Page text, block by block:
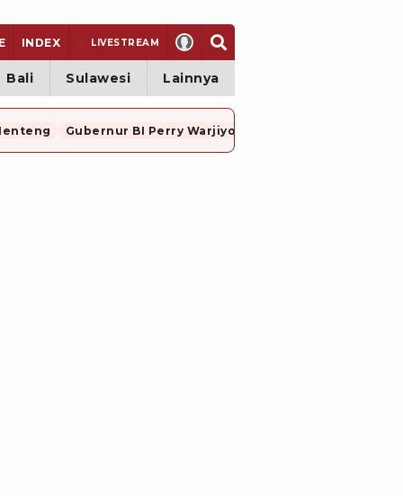
INDEX LIVESTREAM
Bali Sulawesi Lainnya
Gubernur BI Perry Warjiyo Mundur